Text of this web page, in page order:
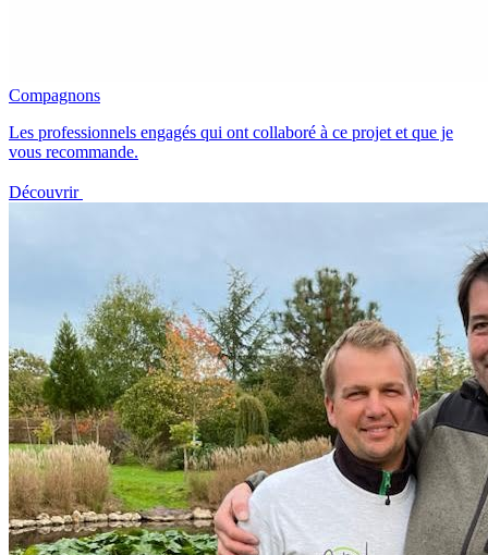
Compagnons
Les professionnels engagés qui ont collaboré à ce projet et que je
vous recommande.
Découvrir